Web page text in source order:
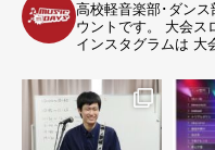
高校軽音楽部･ダン
ウントです。
大会ス
インスタグラムは 大